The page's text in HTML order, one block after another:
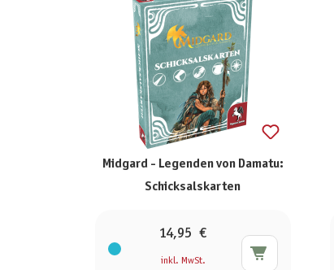
Midgard - Legenden von Damatu:
Schicksalskarten
14,95 €
inkl. MwSt.